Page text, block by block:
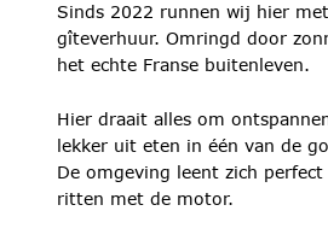
Sinds 2022 runnen wij hier
gîteverhuur. Omringd door
het echte Franse buitenleven.
Hier draait alles om
lekker uit eten in één van de
De omgeving leent zich
ritten met de motor.